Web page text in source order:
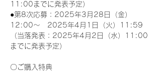
11:00までに発表予定）
●第8次応募：2025年3月28日（金）
12:00～　2025年4月1日（火）11:59
（当落発表：2025年4月2日（水）11:00
までに発表予定）
〇ご購入特典